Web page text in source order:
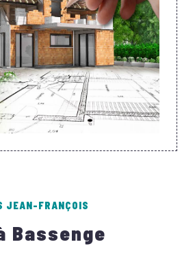
JEAN-FRANÇOIS
Bassenge